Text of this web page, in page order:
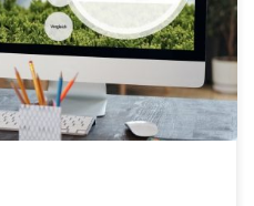
schon verät, geht es hier
boss.Die boss Familie ist
und Supervisory.